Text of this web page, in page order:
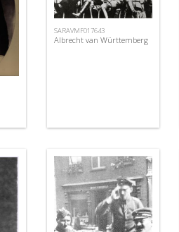
SARAVMF017643
Albrecht van Württemberg